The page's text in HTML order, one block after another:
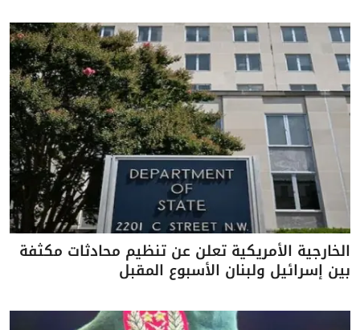
الخارجية الأمريكية تعلن عن تنظيم محادثات مكثفة
بين إسرائيل ولبنان الأسبوع المقبل